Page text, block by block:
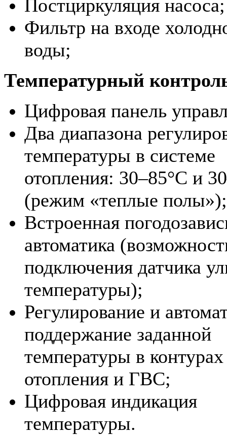
Постциркуляция насоса;
Фильтр на входе
воды;
Температурный
Цифровая панель
Два диапазона
температуры в системе
отопления: 30–85°С и
(режим «теплые полы»);
Встроенная
автоматика
подключения датчика
температуры);
Регулирование и
поддержание заданной
температуры в контурах
отопления и ГВС;
Цифровая индикация
температуры.